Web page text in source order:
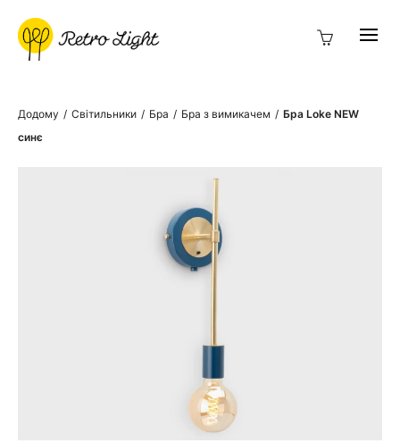
Додому / Світильники / Бра / Бра з вимикачем / Бра Loke NEW
синє